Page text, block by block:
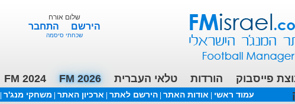
שלום אורח
הירשם התחבר
שכחתי סיסמה
פייסבוק הורדות טלאי העברית FM 2026
FM 2024
עמוד ראשי אודות האתר |הירשם לאתר ארכיון האתר משחקי מנג'ר